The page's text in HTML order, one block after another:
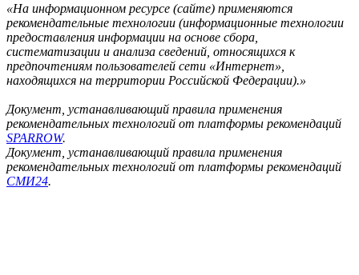
«На информационном ресурсе (сайте) применяются
рекомендательные технологии (информационные технологии
предоставления информации на основе сбора,
систематизации и анализа сведений, относящихся к
предпочтениям пользователей сети «Интернет»,
находящихся на территории Российской Федерации).»
Документ, устанавливающий правила применения
рекомендательных технологий от платформы рекомендаций
SPARROW.
Документ, устанавливающий правила применения
рекомендательных технологий от платформы рекомендаций
СМИ24.